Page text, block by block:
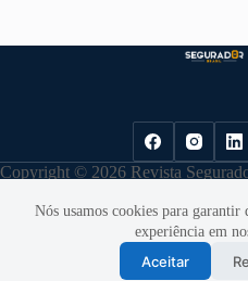
Nós usamos cookies para garantir
experiência em
Aceitar
Copyright © 2026 Revista